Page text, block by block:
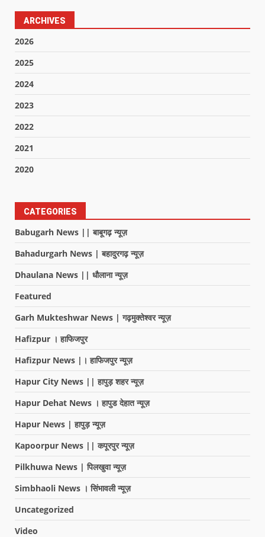
ARCHIVES
2026
2025
2024
2023
2022
2021
2020
CATEGORIES
Babugarh News || बाबूगढ़ न्यूज़
Bahadurgarh News | बहादुरगढ़ न्यूज़
Dhaulana News || धौलाना न्यूज़
Featured
Garh Mukteshwar News | गढ़मुक्तेश्वर न्यूज़
Hafizpur । हाफिजपुर
Hafizpur News |। हाफिजपुर न्यूज़
Hapur City News || हापुड़ शहर न्यूज़
Hapur Dehat News । हापुड देहात न्यूज़
Hapur News | हापुड़ न्यूज़
Kapoorpur News || कपूरपुर न्यूज़
Pilkhuwa News | पिलखुवा न्यूज़
Simbhaoli News । सिंभावली न्यूज़
Uncategorized
Video